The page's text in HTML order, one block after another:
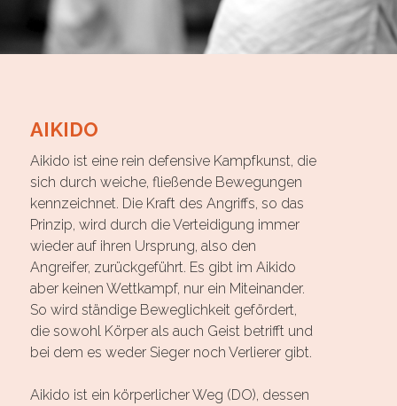
AIKIDO
Aikido ist eine rein defensive Kampfkunst, die
sich durch weiche, fließende Bewegungen
kennzeichnet. Die Kraft des Angriffs, so das
Prinzip, wird durch die Verteidigung immer
wieder auf ihren Ursprung, also den
Angreifer, zurückgeführt. Es gibt im Aikido
aber keinen Wettkampf, nur ein Miteinander.
So wird ständige Beweglichkeit gefördert,
die sowohl Körper als auch Geist betrifft und
bei dem es weder Sieger noch Verlierer gibt.
Aikido ist ein körperlicher Weg (DO), dessen